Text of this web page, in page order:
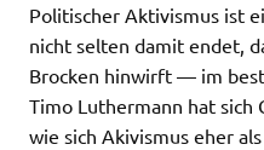
Politischer Aktivismus ist
nicht selten damit endet,
Brocken hinwirft — im
Timo Luthermann hat sich
wie sich Akivismus eher